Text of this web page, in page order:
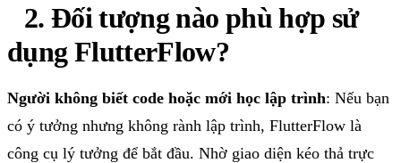
2. Đối tượng nào phù hợp sử
dụng FlutterFlow?
Người không biết code hoặc mới học lập trình: Nếu bạn
có ý tưởng nhưng không rành lập trình, FlutterFlow là
công cụ lý tưởng để bắt đầu. Nhờ giao diện kéo thả trực